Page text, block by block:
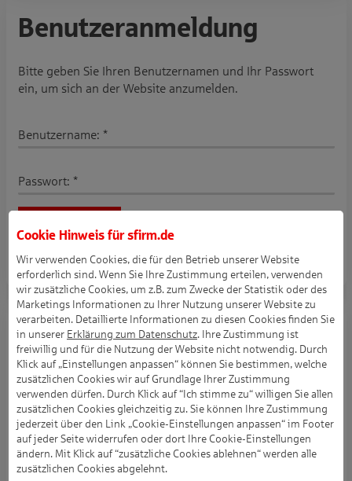
Benutzeranmeldung
Bitte geben Sie Ihren Benutzernamen und Ihr Passwort
ein, um sich an der Website anzumelden.
Benutzername: *
Passwort: *
Passwort vergessen?
Registrierung für den
Beraterbereich
Ein Zugang zum SFirm Beraterbereich ist ausschließlich
für Mitarbeiterinnen und Mitarbeitern der Sparkassen und
Landesbanken möglich, die sich im Bereich Electronic
Banking / Medialer Vertrieb mit dem Thema SFirm
befassen. Unzulässige Registrierungen für den SFirm
Cookie Hinweis fürsfirm.de
Wir verwenden Cookies, die für den Betrieb unserer Website
erforderlich sind. Wenn Sie Ihre Zustimmung erteilen, verwenden
wir zusätzliche Cookies, um z.B. zum Zwecke der Statistik oder des
Marketings Informationen zu Ihrer Nutzung unserer Website zu
verarbeiten. Detaillierte Informationen zu diesen Cookies finden Sie
in unserer Erklärung zum Datenschutz. Ihre Zustimmung ist
freiwillig und für die Nutzung der Website nicht notwendig. Durch
Klick auf „Einstellungen anpassen“ können Sie bestimmen, welche
zusätzlichen Cookies wir auf Grundlage Ihrer Zustimmung
verwenden dürfen. Durch Klick auf “Ich stimme zu“ willigen Sie allen
zusätzlichen Cookies gleichzeitig zu. Sie können Ihre Zustimmung
jederzeit über den Link „Cookie-Einstellungen anpassen“ im Footer
auf jeder Seite widerrufen oder dort Ihre Cookie-Einstellungen
ändern. Mit Klick auf “zusätzliche Cookies ablehnen“ werden alle
zusätzlichen Cookies abgelehnt.